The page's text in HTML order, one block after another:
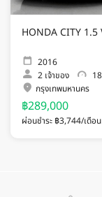
HONDA CITY 1.5
2016
2 เจ้าของ
กรุงเทพมหานคร
฿289,000
ผ่อนชำระ ฿3,744/เดือน